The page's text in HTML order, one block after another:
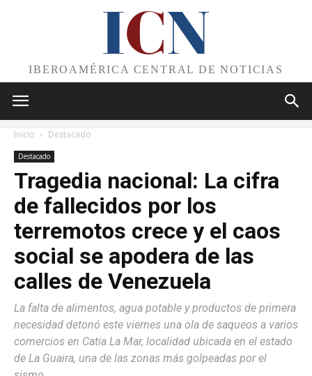
ICN
IBEROAMÉRICA CENTRAL DE NOTICIAS
Inicio Destacado
Destacado
Tragedia nacional: La cifra
de fallecidos por los
terremotos crece y el caos
social se apodera de las
calles de Venezuela
La falta de alimentos, agua potable y productos de primera
necesidad detonó este viernes una ola de saqueos a varios
comercios en Catia La Mar, localidad ubicada en el estado
de La Guaira, una de las zonas más golpeadas por el